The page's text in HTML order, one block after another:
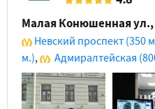
Малая Конюшенная ул.,
Невский проспект (350
м.), Адмиралтейская